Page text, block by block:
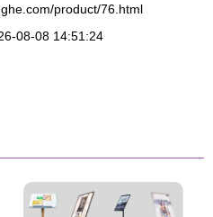
product/76.html
08-08 14:51:24